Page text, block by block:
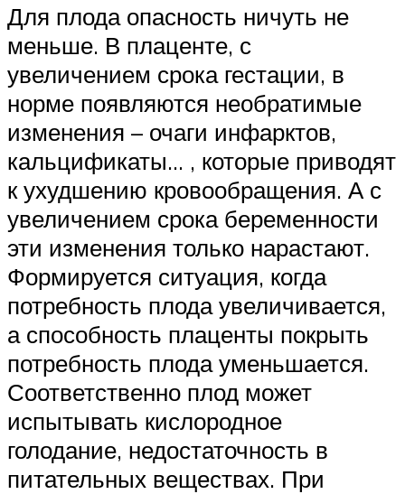
Для плода опасность ничуть не
меньше. В плаценте, с
увеличением срока гестации, в
норме появляются необратимые
изменения – очаги инфарктов,
кальцификаты… , которые приводят
к ухудшению кровообращения. А с
увеличением срока беременности
эти изменения только нарастают.
Формируется ситуация, когда
потребность плода увеличивается,
а способность плаценты покрыть
потребность плода уменьшается.
Соответственно плод может
испытывать кислородное
голодание, недостаточность в
питательных веществах. При